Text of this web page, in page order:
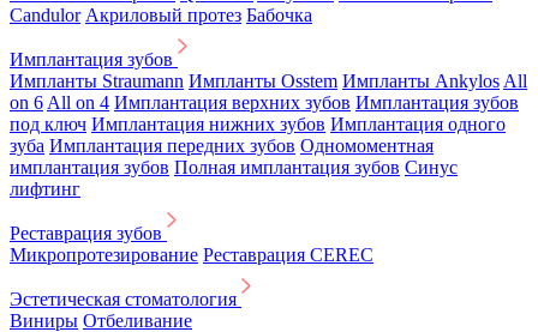
Candulor Акриловый протез Бабочка
Имплантация зубов
Импланты Straumann Импланты Osstem Импланты Ankylos All
on 6 All on 4 Имплантация верхних зубов Имплантация зубов
под ключ Имплантация нижних зубов Имплантация одного
зуба Имплантация передних зубов Одномоментная
имплантация зубов Полная имплантация зубов Синус
лифтинг
Реставрация зубов
Микропротезирование Реставрация CEREC
Эстетическая стоматология
Виниры Отбеливание